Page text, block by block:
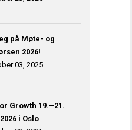
på Møte- og
2026!
03, 2025
Growth 19.–21.
i Oslo